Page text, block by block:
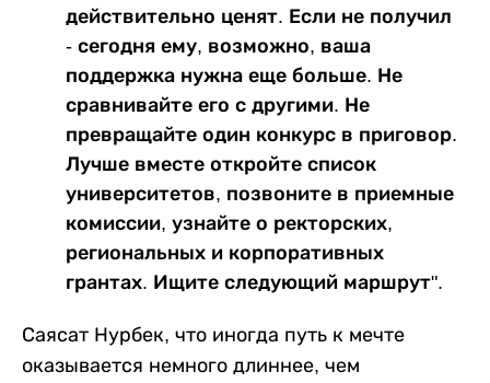
действительно ценят. Если не получил
- сегодня ему, возможно, ваша
поддержка нужна еще больше. Не
сравнивайте его с другими. Не
превращайте один конкурс в приговор.
Лучше вместе откройте список
университетов, позвоните в приемные
комиссии, узнайте о ректорских,
региональных и корпоративных
грантах. Ищите следующий маршрут".
Саясат Нурбек, что иногда путь к мечте
оказывается немного длиннее, чем